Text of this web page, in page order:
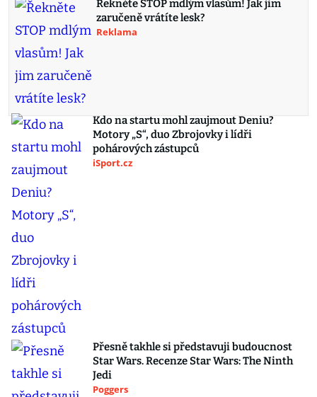
Řekněte STOP mdlým vlasům! Jak jim
zaručeně vrátíte lesk?
Reklama
Kdo na startu mohl zaujmout Deniu?
Motory „S“, duo Zbrojovky i lídři
pohárových zástupců
iSport.cz
Přesně takhle si představuji budoucnost
Star Wars. Recenze Star Wars: The Ninth
Jedi
Poggers